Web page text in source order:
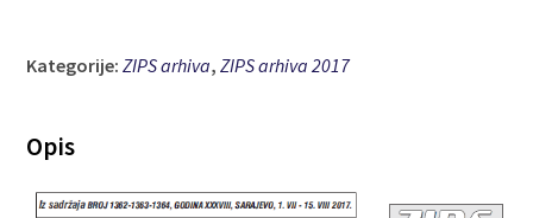
Kategorije:ZIPS arhiva,ZIPS arhiva 2017
Opis